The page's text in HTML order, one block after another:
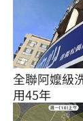
全聯阿嬤級
用45年